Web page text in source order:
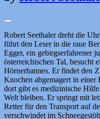
Robert Seethaler dreht die
führt den Leser in die raue
Egger, ein gebirgserfahrener
österreichischen Tal, besucht
Hörnerhannes. Er findet den
Knochen abgemagert in
dort gibt es medizinische
Welt bleiben. Er springt mit
Retter für den Transport auf
verschwindet im